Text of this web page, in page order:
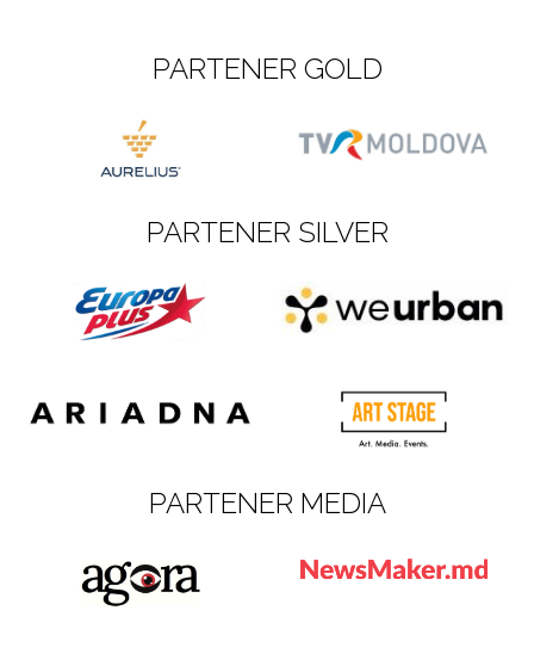
PARTENER GOLD
PARTENER SILVER
PARTENER MEDIA